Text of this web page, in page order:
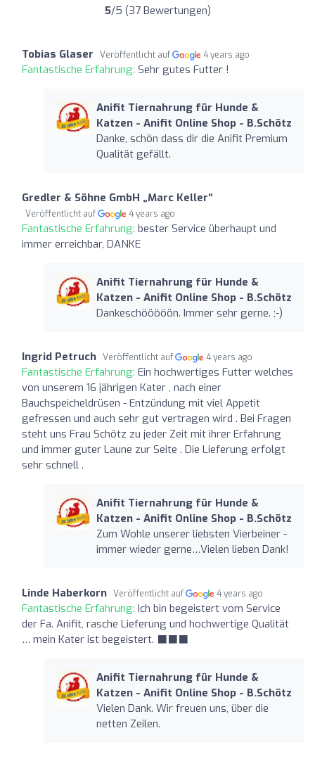
5/5 (37 Bewertungen)
Tobias Glaser Veröffentlicht auf 4 years ago
Fantastische Erfahrung: Sehr gutes Futter !
Anifit Tiernahrung für Hunde &
Katzen - Anifit Online Shop - B.Schötz
Danke, schön dass dir die Anifit Premium
Qualität gefällt.
Gredler & Söhne GmbH „Marc Keller“
Veröffentlicht auf 4 years ago
Fantastische Erfahrung: bester Service überhaupt und
immer erreichbar, DANKE
Anifit Tiernahrung für Hunde &
Katzen - Anifit Online Shop - B.Schötz
Dankeschööööön. Immer sehr gerne. ;-)
Ingrid Petruch Veröffentlicht auf 4 years ago
Fantastische Erfahrung: Ein hochwertiges Futter welches
von unserem 16 jährigen Kater , nach einer
Bauchspeicheldrüsen - Entzündung mit viel Appetit
gefressen und auch sehr gut vertragen wird . Bei Fragen
steht uns Frau Schötz zu jeder Zeit mit ihrer Erfahrung
und immer guter Laune zur Seite . Die Lieferung erfolgt
sehr schnell .
Anifit Tiernahrung für Hunde &
Katzen - Anifit Online Shop - B.Schötz
Zum Wohle unserer liebsten Vierbeiner -
immer wieder gerne…Vielen lieben Dank!
Linde Haberkorn Veröffentlicht auf 4 years ago
Fantastische Erfahrung: Ich bin begeistert vom Service
der Fa. Anifit, rasche Lieferung und hochwertige Qualität
… mein Kater ist begeistert. ‍⬛‍⬛‍⬛
Anifit Tiernahrung für Hunde &
Katzen - Anifit Online Shop - B.Schötz
Vielen Dank. Wir freuen uns, über die
netten Zeilen.